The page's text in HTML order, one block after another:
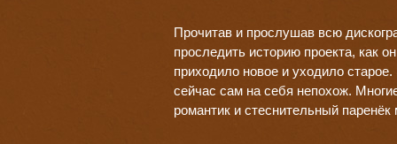
Прочитав и прослушав всю
проследить историю проекта, как
приходило новое и уходило
сейчас сам на себя непохож.
романтик и стеснительный